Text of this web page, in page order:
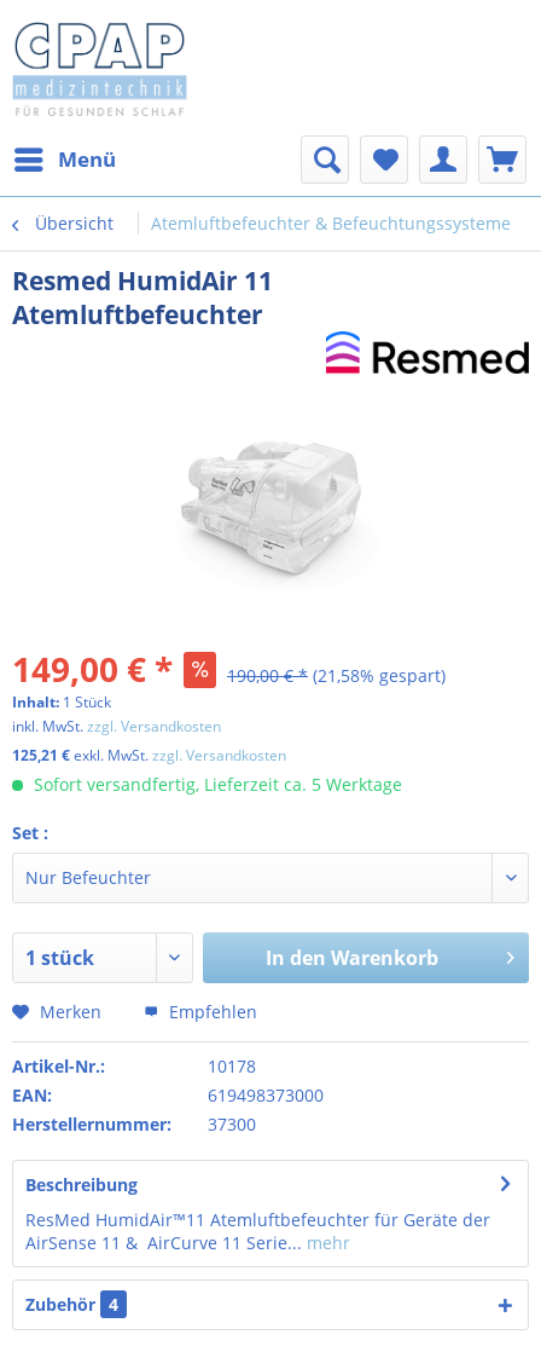
Menü
Übersicht Atemluftbefeuchter & Befeuchtungssysteme
Resmed HumidAir 11
Atemluftbefeuchter
149,00 € * 190,00 € * (21,58% gespart)
Inhalt: 1 Stück
inkl. MwSt.zzgl. Versandkosten
125,21 €exkl. MwSt.zzgl. Versandkosten
Sofort versandfertig, Lieferzeit ca. 5 Werktage
Set :
In den Warenkorb
Merken Empfehlen
Artikel-Nr.:
10178
EAN:
619498373000
Herstellernummer:
37300
Beschreibung
ResMed HumidAir™11 Atemluftbefeuchter für Geräte der
AirSense 11 & AirCurve 11 Serie... mehr
Zubehör 4